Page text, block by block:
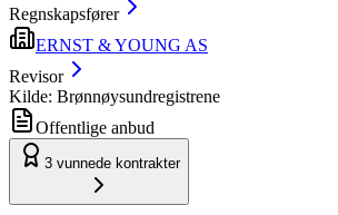
Regnskapsfører
ERNST & YOUNG AS
Revisor
Kilde: Brønnøysundregistrene
Offentlige anbud
3 vunnede kontrakter